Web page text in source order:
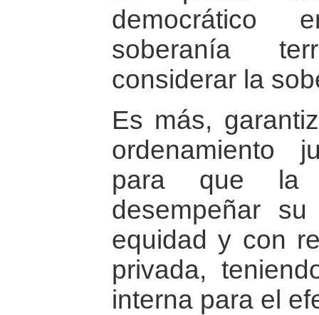
democrático
soberanía
considerar la
Es más,
ordenamiento
para que la
desempeñar
equidad y con
privada,
interna para el